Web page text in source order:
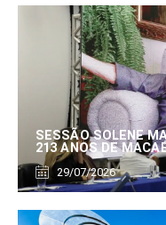
SESSÃO SOLENE
213 ANOS DE
29/07/2026